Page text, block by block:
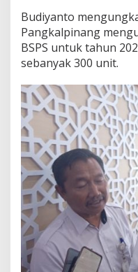
Budiyanto
Pangkalpinang
BSPS untuk tahun
sebanyak 300 unit.